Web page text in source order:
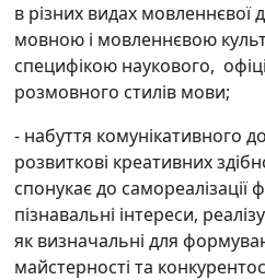
в різних видах мовленнєвої
мовною і мовленнєвою
специфікою наукового,
розмовного стилів мови;
- набуття комунікативного
розвиткові креативних
спонукає до самореалізації
пізнавальні інтереси,
як визначальні для
майстерності та